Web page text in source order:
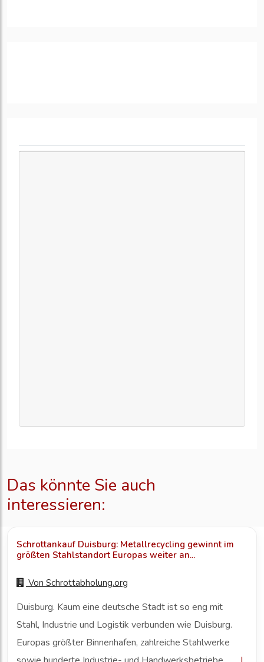
Das könnte Sie auch
interessieren:
Schrottankauf Duisburg: Metallrecycling gewinnt im
größten Stahlstandort Europas weiter an...
Von Schrottabholung.org
Duisburg. Kaum eine deutsche Stadt ist so eng mit
Stahl, Industrie und Logistik verbunden wie Duisburg.
Europas größter Binnenhafen, zahlreiche Stahlwerke